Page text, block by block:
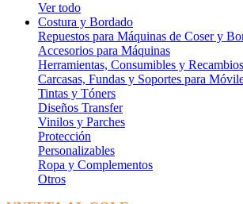
Ver todo
Costura y Bordado
Repuestos para Máquinas de Coser y
Accesorios para Máquinas
Herramientas, Consumibles y Recambios
Carcasas, Fundas y Soportes para
Tintas y Tóners
Diseños Transfer
Vinilos y Parches
Protección
Personalizables
Ropa y Complementos
Otros